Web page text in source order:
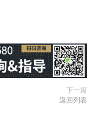
下一篇
返回列表